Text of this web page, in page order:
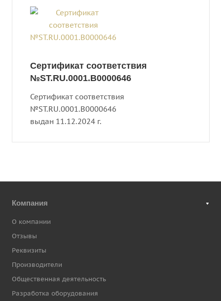
Сертификат соответствия
№ST.RU.0001.B0000646
Сертификат соответствия
№ST.RU.0001.B0000646
выдан 11.12.2024 г.
Компания
О компании
Отзывы
Реквизиты
Производители
Общественная деятельность
Разработка оборудования